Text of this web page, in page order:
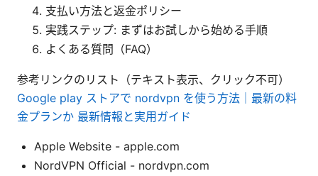
支払い方法と返金ポリシー
実践ステップ: まずはお試しから始める手順
よくある質問（FAQ）
参考リンクのリスト（テキスト表示、クリック不可）
Google play ストアで nordvpn を使う方法｜最新の料
金プランか 最新情報と実用ガイド
Apple Website - apple.com
NordVPN Official - nordvpn.com